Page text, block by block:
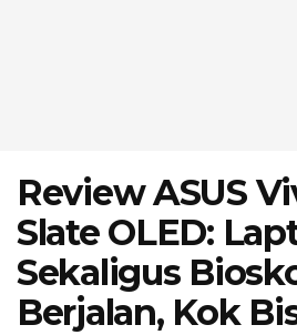
Review ASUS
Slate OLED:
Sekaligus
Berjalan, Kok